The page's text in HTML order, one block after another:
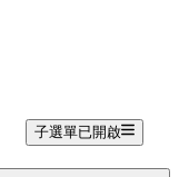
子選單已開啟